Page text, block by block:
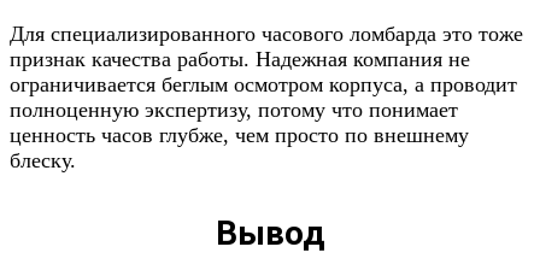
Для специализированного часового ломбарда это тоже
признак качества работы. Надежная компания не
ограничивается беглым осмотром корпуса, а проводит
полноценную экспертизу, потому что понимает
ценность часов глубже, чем просто по внешнему
блеску.
Вывод